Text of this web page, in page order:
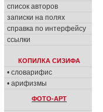
список авторов
записки на полях
справка по интерфейсу
ссылки
КОПИЛКА СИЗИФА
• словарифис
• арифизмы
ФОТО-АРТ